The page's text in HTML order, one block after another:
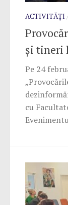
ACTIVITĂȚI
și tineri
Pe 24
cu